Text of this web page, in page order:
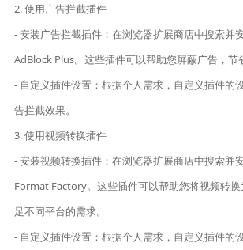
2. 使用广告拦截插件
- 安装广告拦截插件：在浏览器扩展商店中搜索并
AdBlock Plus。这些插件可以帮助您屏蔽广告，节
- 自定义插件设置：根据个人需求，自定义插件的
告拦截效果。
3. 使用视频转换插件
- 安装视频转换插件：在浏览器扩展商店中搜索并
Format Factory。这些插件可以帮助您将视频转
足不同平台的需求。
- 自定义插件设置：根据个人需求，自定义插件的